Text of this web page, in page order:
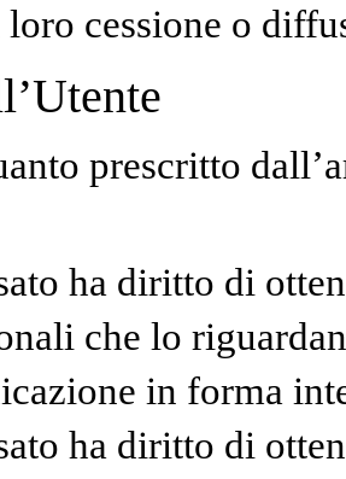
cessione o
prescritto
ha diritto di
che lo
in forma
ha diritto di